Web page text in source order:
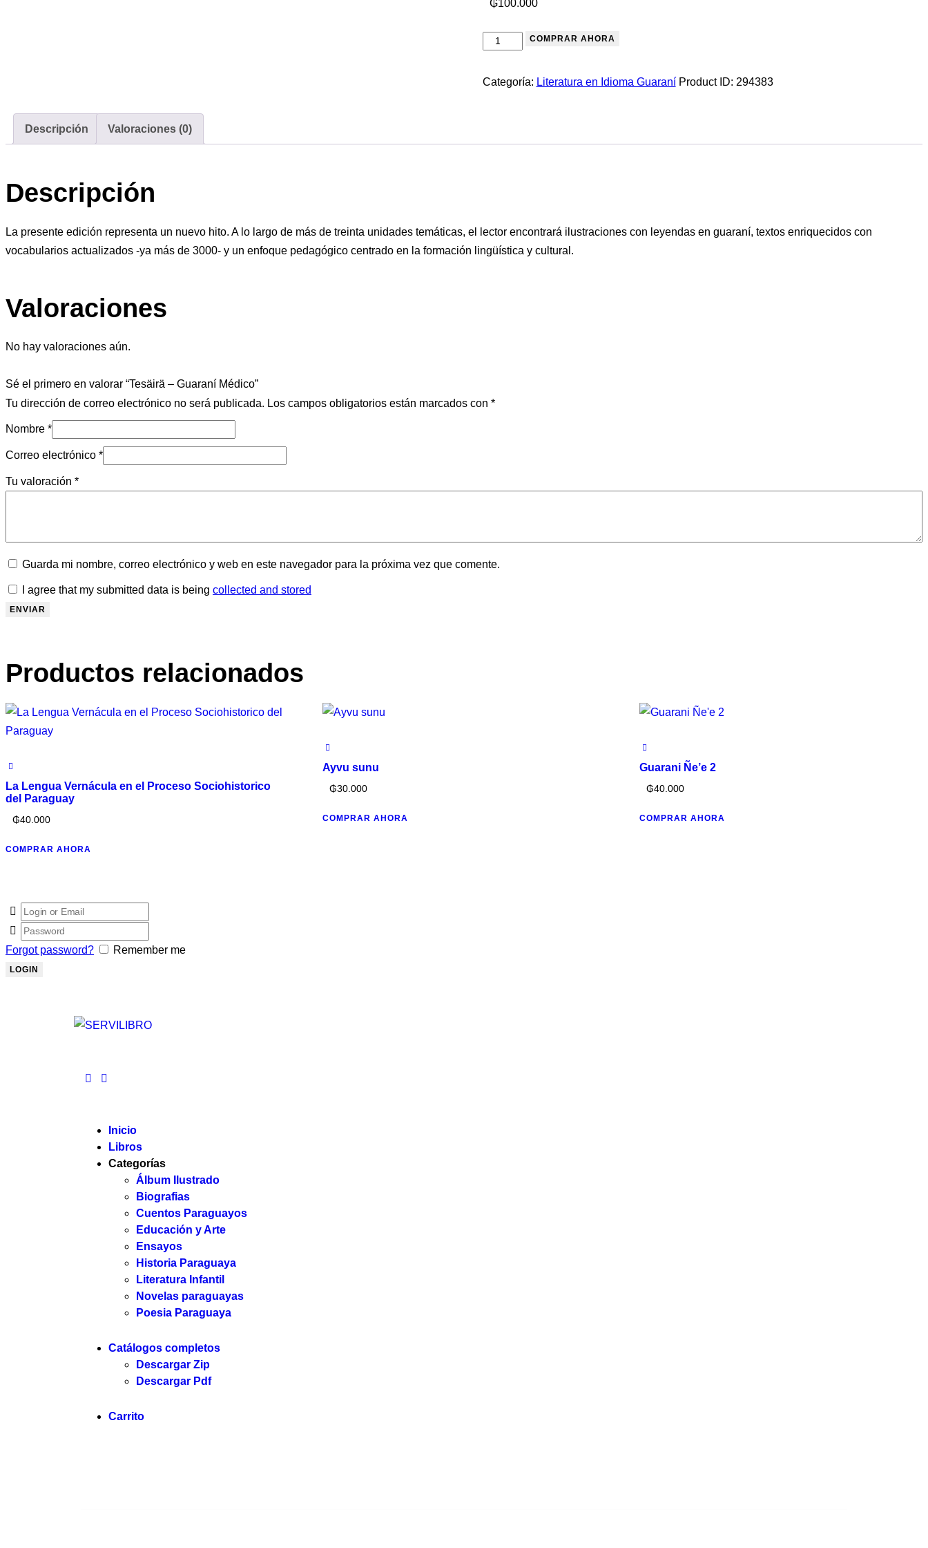
₲100.000
COMPRAR AHORA
Categoría: Literatura en Idioma Guaraní Product ID: 294383
Descripción Valoraciones (0)
Descripción
La presente edición representa un nuevo hito. A lo largo de más de treinta unidades temáticas, el lector encontrará ilustraciones con leyendas en guaraní, textos enriquecidos con
vocabularios actualizados -ya más de 3000- y un enfoque pedagógico centrado en la formación lingüística y cultural.
Valoraciones
No hay valoraciones aún.
Sé el primero en valorar “Tesäirä – Guaraní Médico”
Tu dirección de correo electrónico no será publicada. Los campos obligatorios están marcados con *
Nombre *
Correo electrónico *
Tu valoración *
Guarda mi nombre, correo electrónico y web en este navegador para la próxima vez que comente.
I agree that my submitted data is being collected and stored
Productos relacionados
La Lengua Vernácula en el Proceso Sociohistorico
del Paraguay
₲40.000
COMPRAR AHORA
Ayvu sunu
₲30.000
COMPRAR AHORA
Guarani Ñe’e 2
₲40.000
COMPRAR AHORA
Forgot password? Remember me
Inicio
Libros
Categorías
Álbum Ilustrado
Biografias
Cuentos Paraguayos
Educación y Arte
Ensayos
Historia Paraguaya
Literatura Infantil
Novelas paraguayas
Poesia Paraguaya
Catálogos completos
Descargar Zip
Descargar Pdf
Carrito